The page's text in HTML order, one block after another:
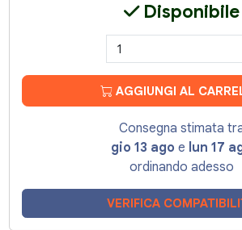
Disponibile
AGGIUNGI AL
Consegna stimata
gio 13 ago e lun 17
ordinando adesso
VERIFICA